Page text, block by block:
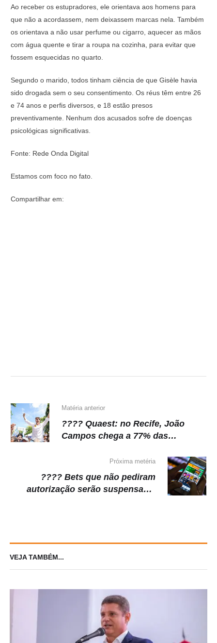
Ao receber os estupradores, ele orientava aos homens para
que não a acordassem, nem deixassem marcas nela. Também
os orientava a não usar perfume ou cigarro, aquecer as mãos
com água quente e tirar a roupa na cozinha, para evitar que
fossem esquecidas no quarto.
Segundo o marido, todos tinham ciência de que Gisèle havia
sido drogada sem o seu consentimento. Os réus têm entre 26
e 74 anos e perfis diversos, e 18 estão presos
preventivamente. Nenhum dos acusados sofre de doenças
psicológicas significativas.
Fonte: Rede Onda Digital
Estamos com foco no fato.
Compartilhar em:
Matéria anterior
???? Quaest: no Recife, João
Campos chega a 77% das
Próxima metéria
???? Bets que não pediram
autorização serão suspensas a
VEJA TAMBÉM...